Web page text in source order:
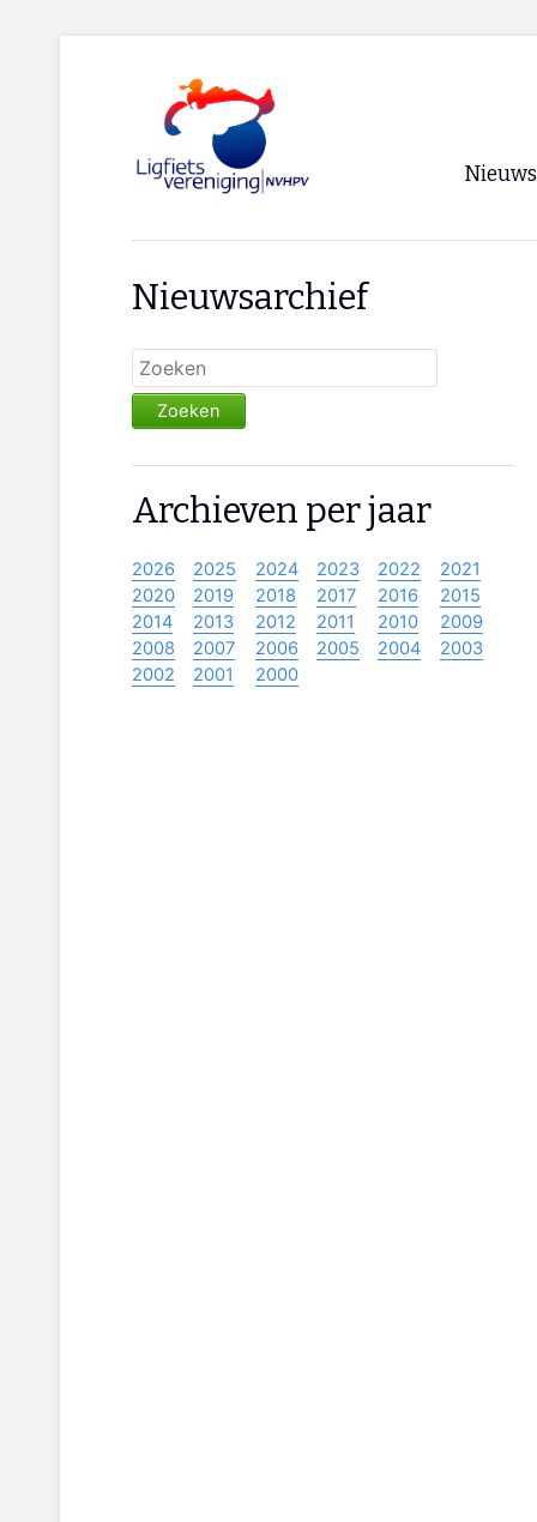
Nieuws
Nieuwsarchief
Zoeken
Archieven per jaar
2026 2025 2024 2023 2022
2021
2020
2019 2018 2017 2016
2015
2014
2013 2012 2011 2010
2009
2008
2007 2006 2005 2004
2003
2002
2001 2000